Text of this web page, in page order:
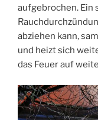
aufgebrochen. Ein
abziehen kann,
und heizt sich
das Feuer auf